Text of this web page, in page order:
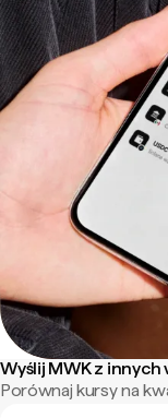
Wyślij MWK z innych
Porównaj kursy na